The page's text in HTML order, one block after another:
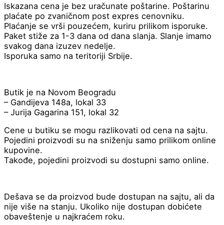
Iskazana cena je bez uračunate poštarine. Poštarinu
plaćate po zvaničnom post expres cenovniku.
Plaćanje se vrši pouzećem, kuriru prilikom isporuke.
Paket stiže za 1-3 dana od dana slanja. Slanje imamo
svakog dana izuzev nedelje.
Isporuka samo na teritoriji Srbije.
Butik je na Novom Beogradu
– Gandijeva 148a, lokal 33
– Jurija Gagarina 151, lokal 32
Cene u butiku se mogu razlikovati od cena na sajtu.
Pojedini proizvodi su na sniženju samo prilikom online
kupovine.
Takođe, pojedini proizvodi su dostupni samo online.
Dešava se da proizvod bude dostupan na sajtu, ali da
nije više na stanju. Ukoliko nije dostupan dobićete
obaveštenje u najkraćem roku.